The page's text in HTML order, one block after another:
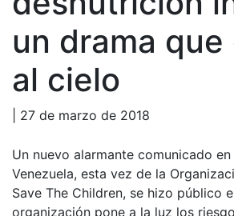
un drama que
al cielo
| 27 de marzo de 2018
Un nuevo alarmante comunicado
Venezuela, esta vez de la
Save The Children, se hizo público
organización pone a la luz los